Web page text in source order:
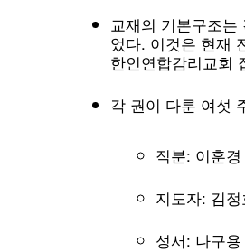
교재의 기본구조
었다. 이것은 현재
한인연합감리교회
각 권이 다룬 여섯
직분: 이훈
지도자: 김
성서: 나구